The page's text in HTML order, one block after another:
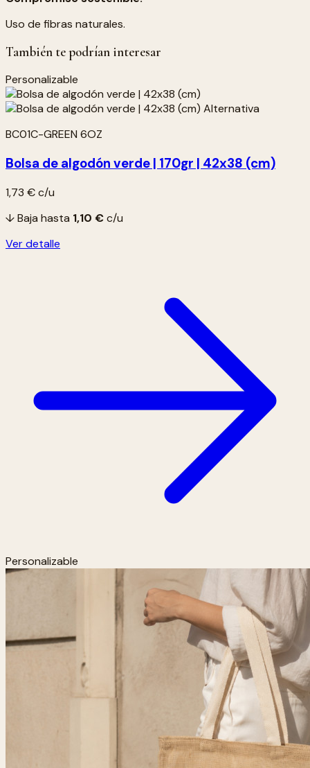
Uso de fibras naturales.
También te podrían interesar
Personalizable
BC01C-GREEN 6OZ
Bolsa de algodón verde | 170gr | 42x38 (cm)
1,73 €c/u
↓ Baja hasta 1,10 €c/u
Ver detalle
Personalizable